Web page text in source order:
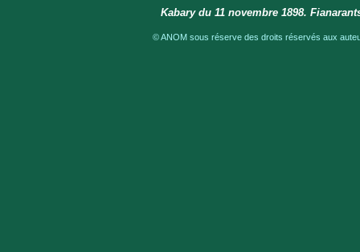
Kabary du 11 novembre 1898.
© ANOM sous réserve des droits réservés aux